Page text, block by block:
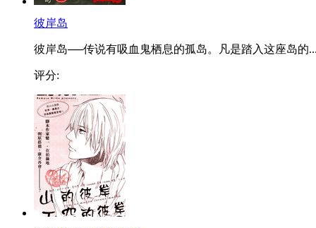
彼岸岛
彼岸岛──传说有吸血鬼栖息的孤岛。凡是踏入这座岛的
评分: